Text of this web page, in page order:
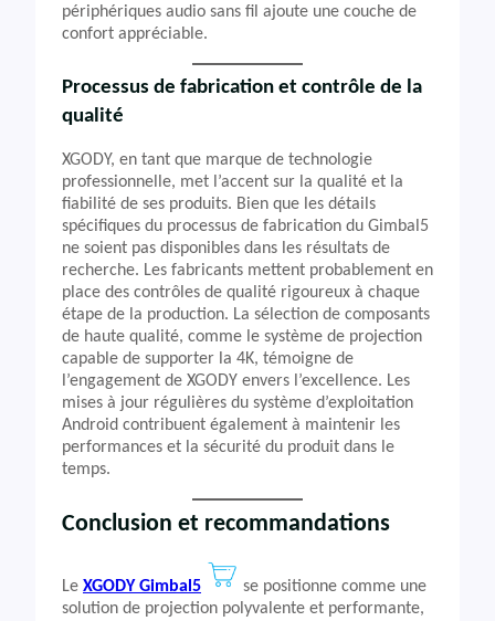
périphériques audio sans fil ajoute une couche de
confort appréciable.
Processus de fabrication et contrôle de la
qualité
XGODY, en tant que marque de technologie
professionnelle, met l’accent sur la qualité et la
fiabilité de ses produits. Bien que les détails
spécifiques du processus de fabrication du Gimbal5
ne soient pas disponibles dans les résultats de
recherche. Les fabricants mettent probablement en
place des contrôles de qualité rigoureux à chaque
étape de la production. La sélection de composants
de haute qualité, comme le système de projection
capable de supporter la 4K, témoigne de
l’engagement de XGODY envers l’excellence. Les
mises à jour régulières du système d’exploitation
Android contribuent également à maintenir les
performances et la sécurité du produit dans le
temps.
Conclusion et recommandations
Le XGODY Gimbal5
se positionne comme une
solution de projection polyvalente et performante,